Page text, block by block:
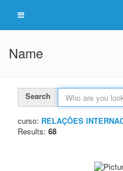
Name
Search
curso: RELAÇÕES
Results: 68